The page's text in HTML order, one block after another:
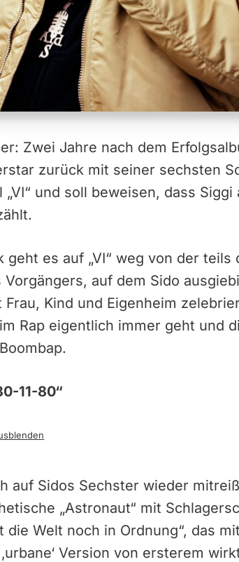
Zwei Jahre nach dem
zurück mit seiner sechsten
und soll beweisen, dass
geht es auf „VI“ weg von der
auf dem Sido
Frau, Kind und Eigenheim
Rap eigentlich immer geht und
11-80“
auf Sidos Sechster wieder
„Astronaut“ mit
die Welt noch in Ordnung“, das
Version von ersterem